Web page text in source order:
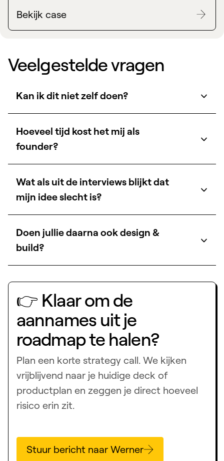
Bekijk case
Veelgestelde vragen
Kan ik dit niet zelf doen?
Hoeveel tijd kost het mij als
founder?
Wat als uit de interviews blijkt dat
mijn idee slecht is?
Doen jullie daarna ook design &
build?
👉 Klaar om de
aannames uit je
roadmap te halen?
Plan een korte strategy call. We kijken
vrijblijvend naar je huidige deck of
productplan en zeggen je direct hoeveel
risico erin zit.
Stuur bericht naar Werner